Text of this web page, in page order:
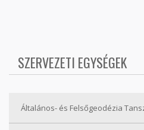
SZERVEZETI EGYSÉGEK
Általános- és Felsőgeodézia